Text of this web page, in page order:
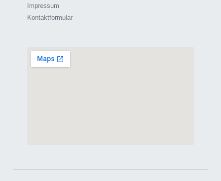
Impressum
Kontaktformular